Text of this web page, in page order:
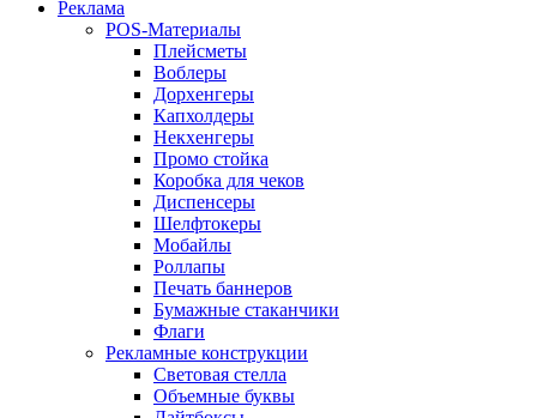
Реклама
POS-Материалы
Плейсметы
Воблеры
Дорхенгеры
Капхолдеры
Некхенгеры
Промо стойка
Коробка для чеков
Диспенсеры
Шелфтокеры
Мобайлы
Роллапы
Печать баннеров
Бумажные стаканчики
Флаги
Рекламные конструкции
Световая стелла
Объемные буквы